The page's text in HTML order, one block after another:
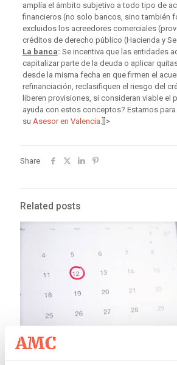
amplía el ámbito subjetivo a todo tipo de
financieros (no solo bancos, sino también
excluidos los acreedores comerciales
créditos de derecho público (Hacienda y
La banca: Se incentiva que las entidades
capitalizar parte de la deuda o aplicar
desde la misma fecha en que firmen el
refinanciación, reclasifiquen el riesgo del
liberen provisiones, si consideran viable el
ayuda con estos conceptos? Estamos
su Asesor en Valencia.]]>
Share
Related posts